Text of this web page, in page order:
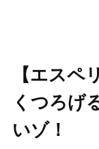
【エスペ
くつろげ
いゾ！